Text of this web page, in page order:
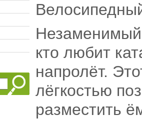
Незаменимый
кто любит
напролёт.
лёгкостью
разместить